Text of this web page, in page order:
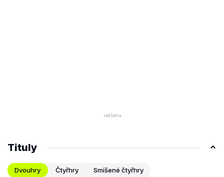
Tituly
Dvouhry Čtyřhry Smíšené čtyřhry